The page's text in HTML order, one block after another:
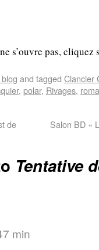
s’ouvre pas, cliquez
and tagged Clancier
, polar, Rivages,
de
Salon BD «
Tentative
min